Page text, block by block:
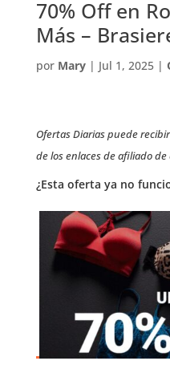
70% Off en
Más –
por Mary| Jul 1, 2025|
Ofertas Diarias puede
de los enlaces de afiliado
¿Esta oferta ya no